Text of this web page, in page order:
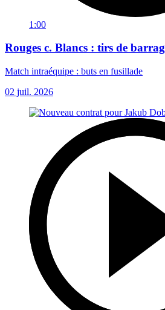
1:00
Rouges c. Blancs : tirs de
Match intraéquipe : buts en fusillade
02 juil. 2026